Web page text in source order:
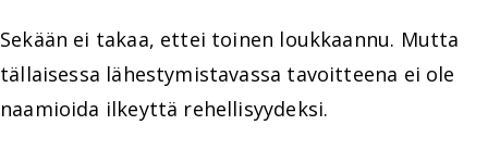
Sekään ei takaa, ettei toinen loukkaannu. Mutta
tällaisessa lähestymistavassa tavoitteena ei ole
naamioida ilkeyttä rehellisyydeksi.